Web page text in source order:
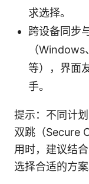
求选择。
跨设备同步
（
等），界面
手。
提示：不同计
双跳（Secure
用时，建议结
选择合适的方案